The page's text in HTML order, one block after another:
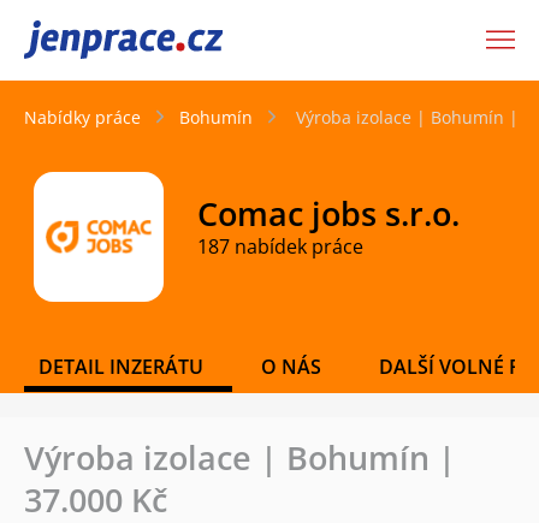
JenPráce.cz
Nabídky práce Bohumín Výroba izolace | Bohumín |
Comac jobs s.r.o.
187 nabídek práce
DETAIL INZERÁTU O NÁS DALŠÍ VOLNÉ
Výroba izolace | Bohumín |
37.000 Kč